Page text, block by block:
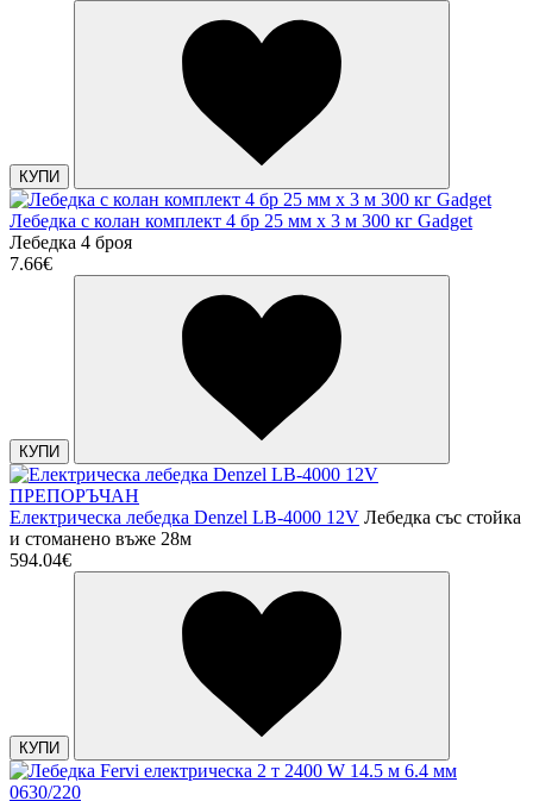
КУПИ
Лебедка с колан комплект 4 бр 25 мм x 3 м 300 кг Gadget
Лебедка 4 броя
7.66€
КУПИ
ПРЕПОРЪЧАН
Електрическа лебедка Denzel LB-4000 12V Лебедка със стойка
и стоманено въже 28м
594.04€
КУПИ